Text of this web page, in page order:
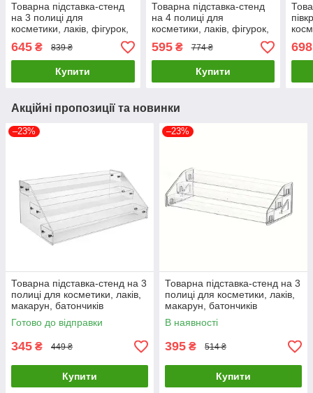
Товарна підставка-стенд
на 3 полиці для
косметики, лаків, фігурок,
товарів 500х170х120мм (
код: TPS-3p4 )
645 ₴ 839 ₴
Купити
Товарна підставка-стенд
на 4 полиці для
косметики, лаків, фігурок,
товарів 400х220х155мм (
код: TPS-4p3 )
595₴ 774 ₴
Купити
698
Акційні пропозиції та новинки
–23%
Товарна підставка-стенд на 3
полиці для косметики, лаків,
макарун, батончиків
310х160х115мм (код: TPS-
3p)
Готово до відправки
345 ₴ 449 ₴
Купити
–23%
Товарна підставка-стенд на 3
полиці для косметики, лаків,
макарун, батончиків
313х120х84мм (код: TPS-3p1
)В наявності
395 ₴ 514 ₴
Купити